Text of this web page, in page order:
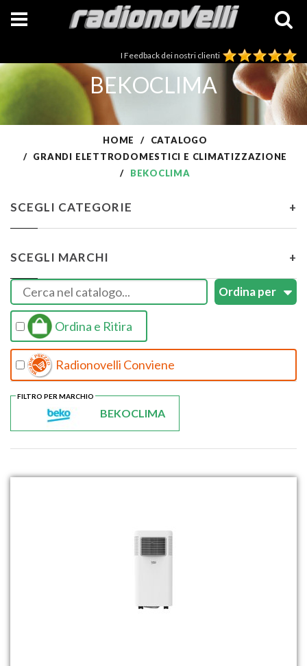
I Feedback dei nostri clienti
BEKOCLIMA
HOME
CATALOGO
GRANDI ELETTRODOMESTICI E CLIMATIZZAZIONE
BEKOCLIMA
SCEGLI CATEGORIE +
SCEGLI MARCHI +
Ordina e Ritira
Radionovelli Conviene
BEKOCLIMA
FILTRO PER MARCHIO